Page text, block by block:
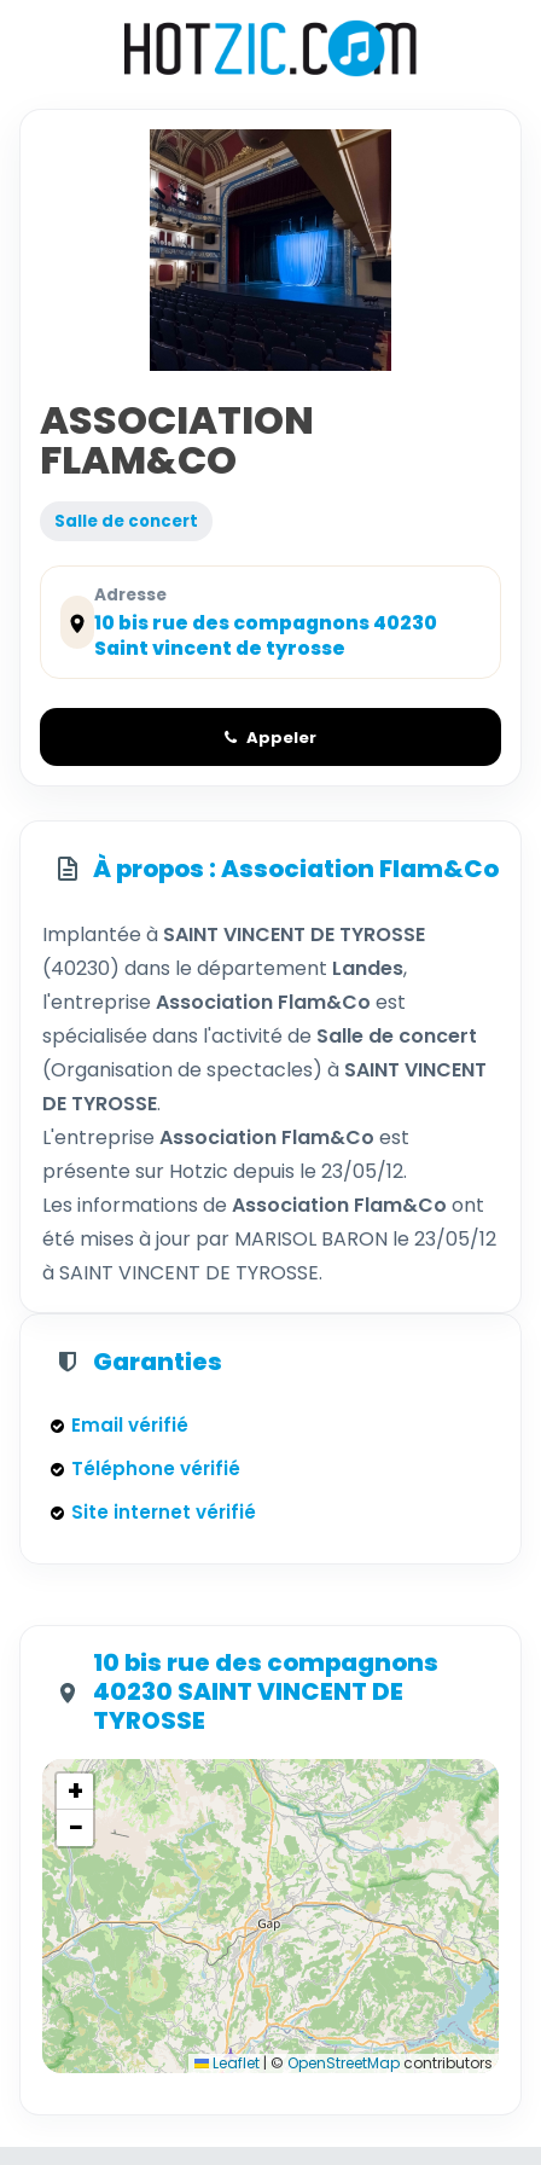
ASSOCIATION
FLAM&CO
Salle de concert
Adresse
10 bis rue des compagnons 40230
Saint vincent de tyrosse
Appeler
À propos : Association Flam&Co
Implantée à SAINT VINCENT DE TYROSSE
(40230) dans le département Landes,
l'entreprise Association Flam&Co est
spécialisée dans l'activité de Salle de concert
(Organisation de spectacles) à SAINT VINCENT
DE TYROSSE.
L'entreprise Association Flam&Co est
présente sur Hotzic depuis le 23/05/12.
Les informations de Association Flam&Co ont
été mises à jour par MARISOL BARON le 23/05/12
à SAINT VINCENT DE TYROSSE.
Garanties
Email vérifié
Téléphone vérifié
Site internet vérifié
10 bis rue des compagnons
40230 SAINT VINCENT DE
TYROSSE
+
−
Leaflet | © OpenStreetMapcontributors